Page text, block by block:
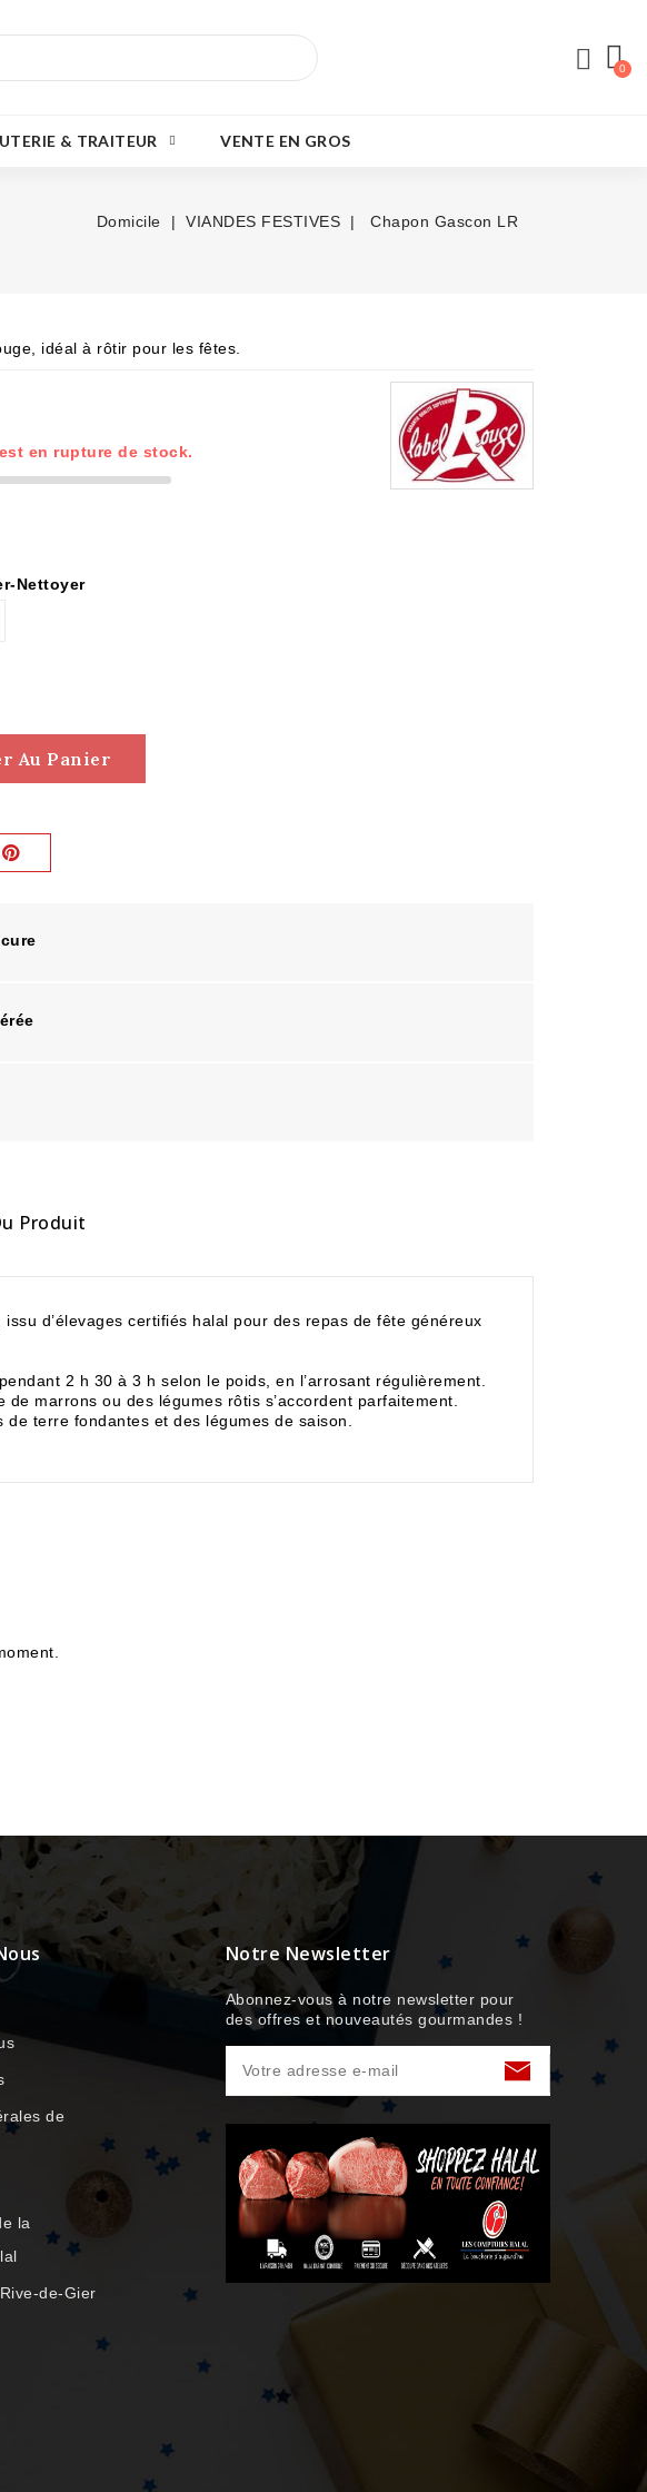
& TRAITEUR VENTE EN GROS
Domicile VIANDES FESTIVES Chapon Gascon LR
idéal à rôtir pour les fêtes.
en rupture de stock.
Nettoyer
Au Panier
Produit
d’élevages certifiés halal pour des repas de fête généreux
2 h 30 à 3 h selon le poids, en l’arrosant régulièrement.
marrons ou des légumes rôtis s’accordent parfaitement.
terre fondantes et des légumes de saison.
de
la
de-Gier
Notre Newsletter
Abonnez-vous à notre newsletter pour
des offres et nouveautés gourmandes !